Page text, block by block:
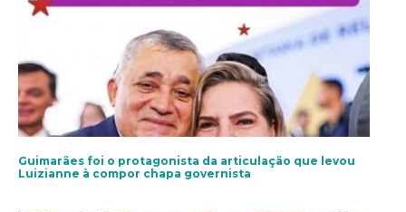
Guimarães foi o protagonista da articulação que levou
Luizianne à compor chapa governista